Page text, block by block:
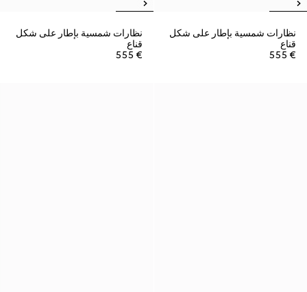
نظارات شمسية بإطار على شكل
قناع
€ 555
نظارات شمسية بإطار على شكل
قناع
€ 555